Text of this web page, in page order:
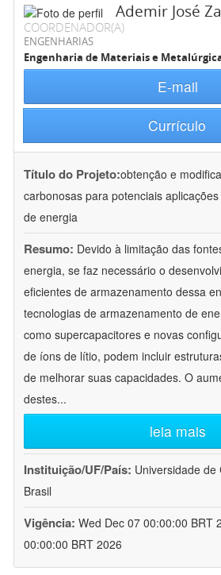
Ademir José
COORDENADOR(A)
ENGENHARIAS
Engenharia de Materiais e
E-mail
Currículo
Título do Projeto:obtenção e
carbonosas para potenciais
de energia
Resumo: Devido à limitação das
energia, se faz necessário o
eficientes de armazenamento dessa
tecnologias de armazenamento de
como supercapacitores e novas
de íons de lítio, podem incluir
de melhorar suas capacidades. O
destes...
leia mais
Instituição/UF/País: Universidade de
Brasil
Vigência: Wed Dec 07 00:00:00 BRT
00:00:00 BRT 2026